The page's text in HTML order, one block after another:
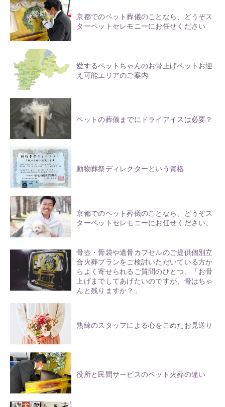
京都でのペット葬儀のことなら、どうぞス
ターペットセレモニーにお任せください
愛するペットちゃんのお骨上げペットお迎
え可能エリアのご案内
ペットの葬儀までにドライアイスは必要？
動物葬祭ディレクターという資格
京都でのペット葬儀のことなら、どうぞス
ターペットセレモニーにお任せください。
骨壺・骨袋や遺骨カプセルのご提供個別立
合火葬プランをご検討いただいている方か
らよく寄せられるご質問のひとつ、「お骨
上げまでしてあげたいのですが、骨はちゃ
んと残りますか？」
熟練のスタッフによる心をこめたお見送り
役所と民間サービスのペット火葬の違い